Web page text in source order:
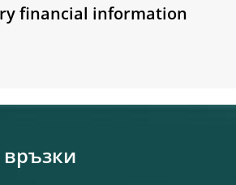
financial information